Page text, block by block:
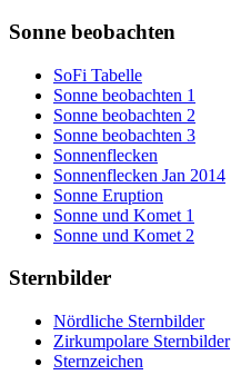
Sonne beobachten
SoFi Tabelle
Sonne beobachten 1
Sonne beobachten 2
Sonne beobachten 3
Sonnenflecken
Sonnenflecken Jan 2014
Sonne Eruption
Sonne und Komet 1
Sonne und Komet 2
Sternbilder
Nördliche Sternbilder
Adler
Andromeda
Zirkumpolare Sternbilder
Cassiopeia
Sternzeichen